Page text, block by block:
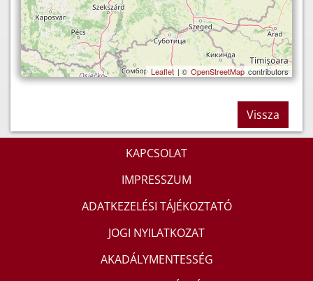
Leaflet | © OpenStreetMap contributors
Vissza
KAPCSOLAT
IMPRESSZUM
ADATKEZELÉSI TÁJÉKOZTATÓ
JOGI NYILATKOZAT
AKADÁLYMENTESSÉG